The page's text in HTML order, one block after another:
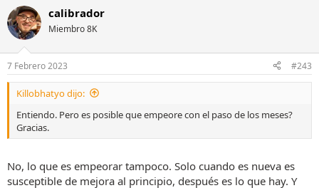
calibrador
Miembro 8K
7 Febrero 2023 #243
Killobhatyo dijo:
Entiendo. Pero es posible que empeore con el paso de los meses?
Gracias.
No, lo que es empeorar tampoco. Solo cuando es nueva es
susceptible de mejora al principio, después es lo que hay. Y